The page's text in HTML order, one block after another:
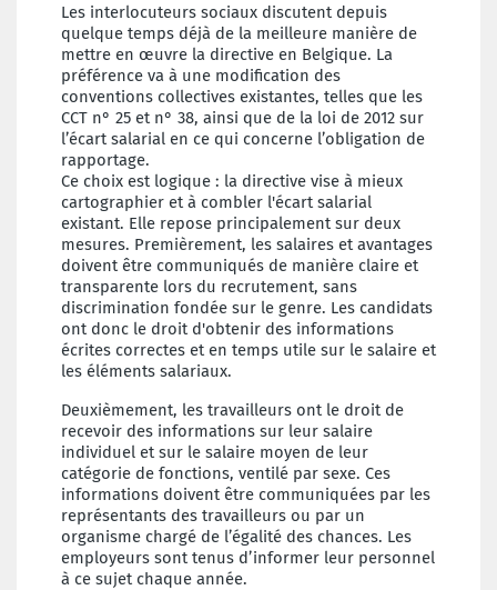
Les interlocuteurs sociaux discutent depuis
quelque temps déjà de la meilleure manière de
mettre en œuvre la directive en Belgique. La
préférence va à une modification des
conventions collectives existantes, telles que les
CCT n° 25 et n° 38, ainsi que de la loi de 2012 sur
l’écart salarial en ce qui concerne l’obligation de
rapportage.
Ce choix est logique : la directive vise à mieux
cartographier et à combler l'écart salarial
existant. Elle repose principalement sur deux
mesures. Premièrement, les salaires et avantages
doivent être communiqués de manière claire et
transparente lors du recrutement, sans
discrimination fondée sur le genre. Les candidats
ont donc le droit d'obtenir des informations
écrites correctes et en temps utile sur le salaire et
les éléments salariaux.
Deuxièmement, les travailleurs ont le droit de
recevoir des informations sur leur salaire
individuel et sur le salaire moyen de leur
catégorie de fonctions, ventilé par sexe. Ces
informations doivent être communiquées par les
représentants des travailleurs ou par un
organisme chargé de l’égalité des chances. Les
employeurs sont tenus d’informer leur personnel
à ce sujet chaque année.